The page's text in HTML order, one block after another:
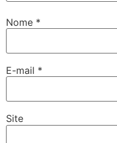
Nome *
E-mail *
Site